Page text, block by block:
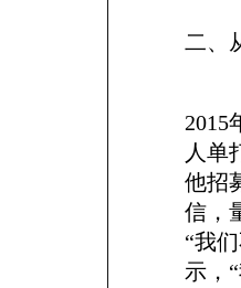
二、
2015
人单
他招
信，
“我
示，